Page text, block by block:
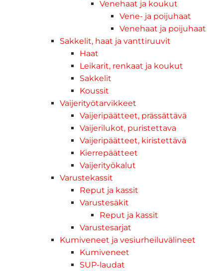
Venehaat ja koukut
Vene- ja poijuhaat
Venehaat ja poijuhaat
Sakkelit, haat ja vanttiruuvit
Haat
Leikarit, renkaat ja koukut
Sakkelit
Koussit
Vaijerityötarvikkeet
Vaijeripäätteet, prässättävä
Vaijerilukot, puristettava
Vaijeripäätteet, kiristettävä
Kierrepäätteet
Vaijerityökalut
Varustekassit
Reput ja kassit
Varustesäkit
Reput ja kassit
Varustesarjat
Kumiveneet ja vesiurheiluvälineet
Kumiveneet
SUP-laudat